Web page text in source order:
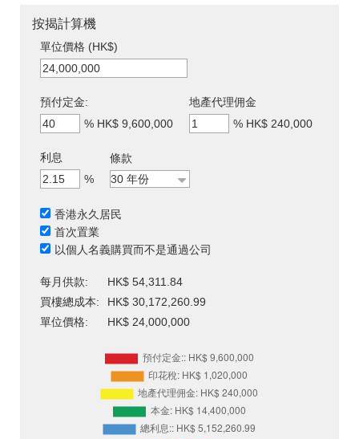
按揭計算機
單位價格 (HK$)
預付定金:
% HK$ 9,600,000
地產代理佣金
% HK$ 240,000
利息
%
條款
香港永久居民
首次置業
以個人名義購買而不是通過公司
每月供款:
HK$ 54,311.84
買樓總成本:
HK$ 30,172,260.99
單位價格:
HK$ 24,000,000